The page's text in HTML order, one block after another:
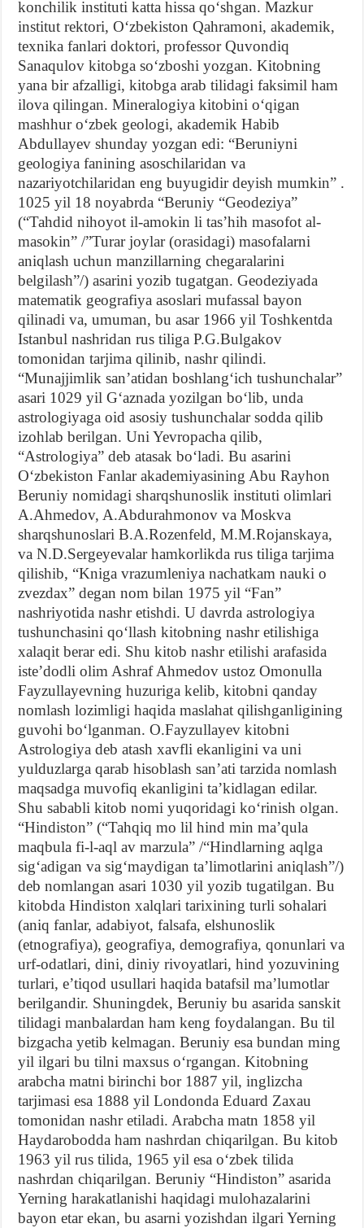
konchilik instituti katta hissa qoʻshgan. Mazkur
institut rektori, Oʻzbekiston Qahramoni, akademik,
texnika fanlari doktori, professor Quvondiq
Sanaqulov kitobga soʻzboshi yozgan. Kitobning
yana bir afzalligi, kitobga arab tilidagi faksimil ham
ilova qilingan. Mineralogiya kitobini oʻqigan
mashhur oʻzbek geologi, akademik Habib
Abdullayev shunday yozgan edi: “Beruniyni
geologiya fanining asoschilaridan va
nazariyotchilaridan eng buyugidir deyish mumkin” .
1025 yil 18 noyabrda “Beruniy “Geodeziya”
(“Tahdid nihoyot il-amokin li tasʼhih masofot al-
masokin” /”Turar joylar (orasidagi) masofalarni
aniqlash uchun manzillarning chegaralarini
belgilash”/) asarini yozib tugatgan. Geodeziyada
matematik geografiya asoslari mufassal bayon
qilinadi va, umuman, bu asar 1966 yil Toshkentda
Istanbul nashridan rus tiliga P.G.Bulgakov
tomonidan tarjima qilinib, nashr qilindi.
“Munajjimlik sanʼatidan boshlangʻich tushunchalar”
asari 1029 yil Gʻaznada yozilgan boʻlib, unda
astrologiyaga oid asosiy tushunchalar sodda qilib
izohlab berilgan. Uni Yevropacha qilib,
“Astrologiya” deb atasak boʻladi. Bu asarini
Oʻzbekiston Fanlar akademiyasining Abu Rayhon
Beruniy nomidagi sharqshunoslik instituti olimlari
A.Ahmedov, A.Abdurahmonov va Moskva
sharqshunoslari B.A.Rozenfeld, M.M.Rojanskaya,
va N.D.Sergeyevalar hamkorlikda rus tiliga tarjima
qilishib, “Kniga vrazumleniya nachatkam nauki o
zvezdax” degan nom bilan 1975 yil “Fan”
nashriyotida nashr etishdi. U davrda astrologiya
tushunchasini qoʻllash kitobning nashr etilishiga
xalaqit berar edi. Shu kitob nashr etilishi arafasida
isteʼdodli olim Ashraf Ahmedov ustoz Omonulla
Fayzullayevning huzuriga kelib, kitobni qanday
nomlash lozimligi haqida maslahat qilishganligining
guvohi boʻlganman. O.Fayzullayev kitobni
Astrologiya deb atash xavfli ekanligini va uni
yulduzlarga qarab hisoblash sanʼati tarzida nomlash
maqsadga muvofiq ekanligini taʼkidlagan edilar.
Shu sababli kitob nomi yuqoridagi koʻrinish olgan.
“Hindiston” (“Tahqiq mo lil hind min maʼqula
maqbula fi-l-aql av marzula” /“Hindlarning aqlga
sigʻadigan va sigʻmaydigan taʼlimotlarini aniqlash”/)
deb nomlangan asari 1030 yil yozib tugatilgan. Bu
kitobda Hindiston xalqlari tarixining turli sohalari
(aniq fanlar, adabiyot, falsafa, elshunoslik
(etnografiya), geografiya, demografiya, qonunlari va
urf-odatlari, dini, diniy rivoyatlari, hind yozuvining
turlari, eʼtiqod usullari haqida batafsil maʼlumotlar
berilgandir. Shuningdek, Beruniy bu asarida sanskit
tilidagi manbalardan ham keng foydalangan. Bu til
bizgacha yetib kelmagan. Beruniy esa bundan ming
yil ilgari bu tilni maxsus oʻrgangan. Kitobning
arabcha matni birinchi bor 1887 yil, inglizcha
tarjimasi esa 1888 yil Londonda Eduard Zaxau
tomonidan nashr etiladi. Arabcha matn 1858 yil
Haydarobodda ham nashrdan chiqarilgan. Bu kitob
1963 yil rus tilida, 1965 yil esa oʻzbek tilida
nashrdan chiqarilgan. Beruniy “Hindiston” asarida
Yerning harakatlanishi haqidagi mulohazalarini
bayon etar ekan, bu asarni yozishdan ilgari Yerning